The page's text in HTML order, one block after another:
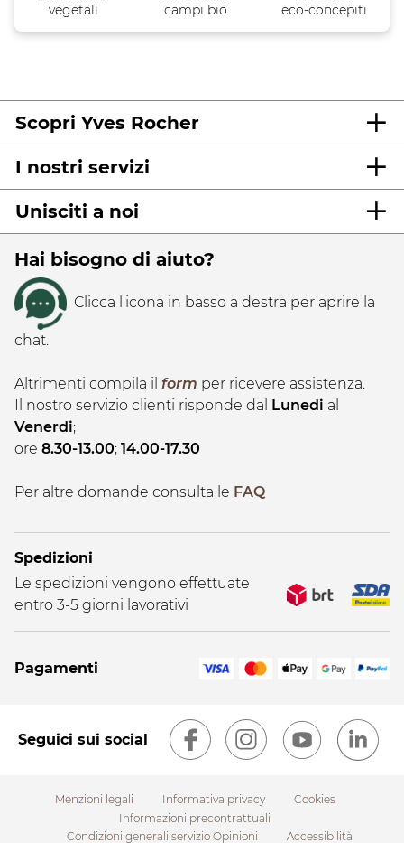
vegetali
campi bio
eco-concepiti
Scopri Yves Rocher
I nostri servizi
Unisciti a noi
Hai bisogno di aiuto?
Clicca l'icona in basso a destra per aprire la
chat.
Altrimenti compila il form per ricevere assistenza.
Il nostro servizio clienti risponde dal
Lunedi al
Venerdi;
ore 8.30-13.00; 14.00-17.30
Per altre domande consulta le FAQ
Spedizioni
Le spedizioni vengono effettuate
entro 3-5 giorni lavorativi
Pagamenti
Seguici sui social
Menzioni legali Informativa privacy
Cookies
Informazioni precontrattuali
Condizioni generali servizio Opinioni
Accessibilità